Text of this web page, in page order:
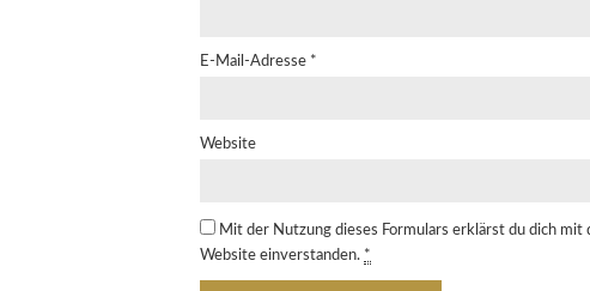
E-Mail-Adresse *
Website
Mit der Nutzung dieses Formulars erklärst du dich
Website einverstanden. *